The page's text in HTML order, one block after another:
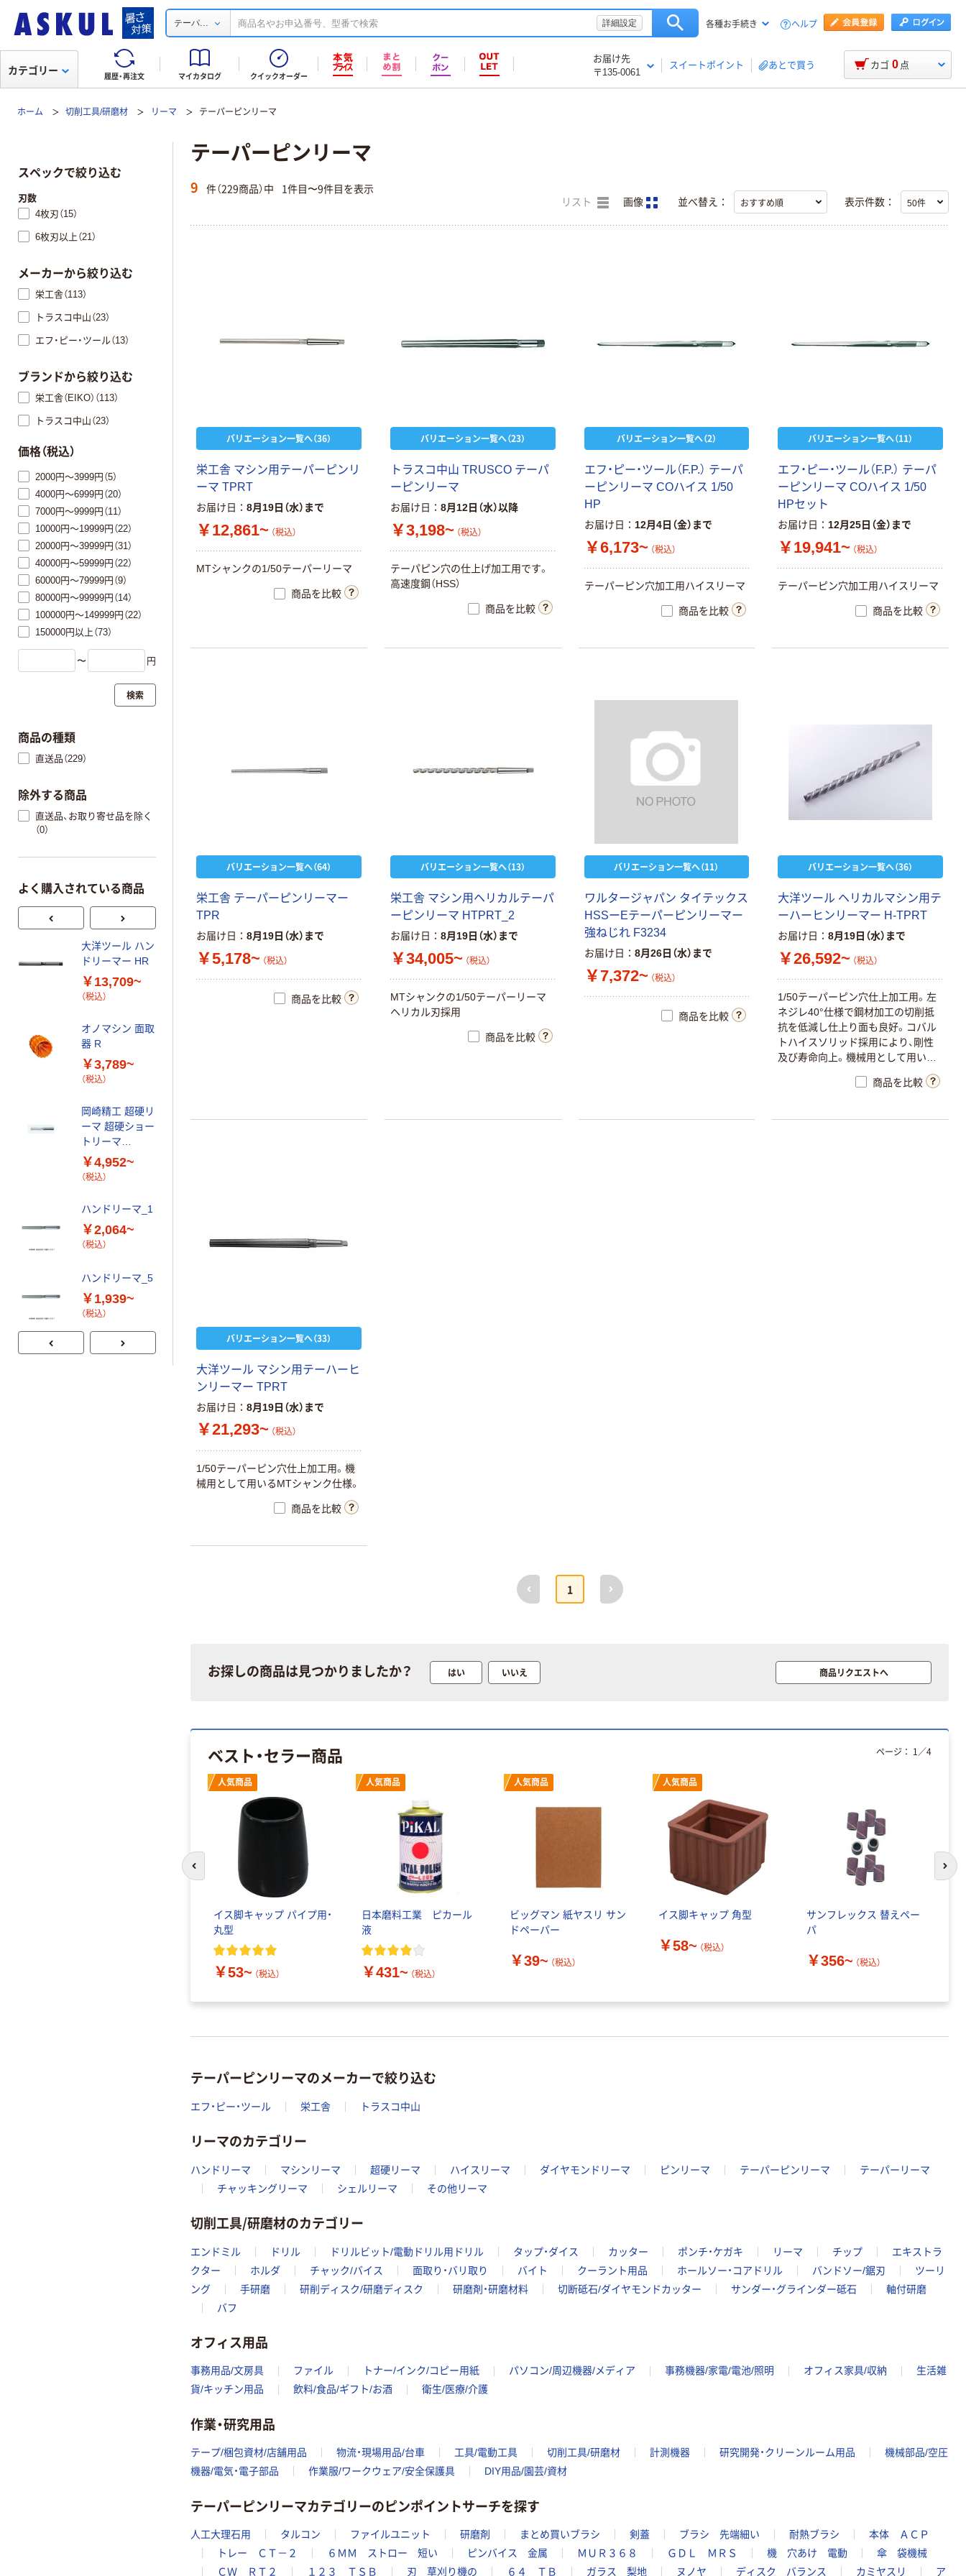
テーパ... 詳細設定 各種お手続き ヘルプ
履歴・再注文 マイカタログ クイックオーダー
お届け先
〒135-0061
スイートポイント あとで買う
カテゴリー カゴ 0 点
ホーム 切削工具/研磨材 リーマ テーパーピンリーマ
テーパーピンリーマ
9 件（229商品）中 1件目〜9件目を表示
リスト 画像 並べ替え： 表示件数：
バリエーション一覧へ（36）
栄工舎 マシン用テーパーピンリ
ーマ TPRT
お届け日 8月19日（水）まで
￥12,861~ （税込）
MTシャンクの1/50テーパーリーマ
商品を比較
バリエーション一覧へ（23）
トラスコ中山 TRUSCO テーパ
ーピンリーマ
お届け日 8月12日（水）以降
￥3,198~ （税込）
テーパピン穴の仕上げ加工用です。
高速度鋼（HSS）
商品を比較
バリエーション一覧へ（2）
エフ・ピー・ツール（F.P.） テーパ
ーピンリーマ COハイス 1/50
HP
お届け日 12月4日（金）まで
￥6,173~ （税込）
テーパーピン穴加工用ハイスリーマ
商品を比較
バリエーション一覧へ（11）
エフ・ピー・ツール（F.P.） テーパ
ーピンリーマ COハイス 1/50
HPセット
お届け日 12月25日（金）まで
￥19,941~ （税込）
テーパーピン穴加工用ハイスリーマ
商品を比較
バリエーション一覧へ（64）
栄工舎 テーパーピンリーマー
TPR
お届け日 8月19日（水）まで
￥5,178~ （税込）
商品を比較
バリエーション一覧へ（13）
栄工舎 マシン用ヘリカルテーパ
ーピンリーマ HTPRT_2
お届け日 8月19日（水）まで
￥34,005~ （税込）
MTシャンクの1/50テーパーリーマ
ヘリカル刃採用
商品を比較
バリエーション一覧へ（11）
ワルタージャパン タイテックス
HSSーEテーパーピンリーマー
強ねじれ F3234
お届け日 8月26日（水）まで
￥7,372~ （税込）
商品を比較
バリエーション一覧へ（36）
大洋ツール ヘリカルマシン用テ
ーハーヒンリーマー H-TPRT
お届け日 8月19日（水）まで
￥26,592~ （税込）
1/50テーパーピン穴仕上加工用。左
ネジレ40°仕様で鋼材加工の切削抵
抗を低減し仕上り面も良好。コバル
トハイスソリッド採用により、剛性
及び寿命向上。機械用として用いる
商品を比較
バリエーション一覧へ（33）
大洋ツール マシン用テーハーヒ
ンリーマー TPRT
お届け日 8月19日（水）まで
￥21,293~ （税込）
1/50テーパーピン穴仕上加工用。機
械用として用いるMTシャンク仕様。
商品を比較
前へ
1
次へ
お探しの商品は見つかりましたか？ はい いいえ 商品リクエストへ
ベスト・セラー商品
人気商品
イス脚キャップ パイプ用・
丸型
￥53~ （税込）
人気商品
日本磨料工業 ピカール
液
￥431~ （税込）
人気商品
ビッグマン 紙ヤスリ サン
ドペーパー
￥39~ （税込）
人気商品
イス脚キャップ 角型
￥58~ （税込）
サンフレックス 替えペー
パ
￥356~ （税込）
ページ： 1 ／4
前のスライドへ 次
テーパーピンリーマのメーカーで絞り込む
エフ・ピー・ツール 栄工舎 トラスコ中山
リーマのカテゴリー
ハンドリーマ マシンリーマ 超硬リーマ ハイスリーマ ダイヤモンドリーマ ピンリーマ テーパーピンリーマ
テーパーリーマ
チャッキングリーマ
シェルリーマ その他リーマ
切削工具/研磨材のカテゴリー
エンドミル ドリル ドリルビット/電動ドリル用ドリル タップ・ダイス カッター ポンチ・ケガキ リーマ チップ
エキストラ
クター
ホルダ チャック/バイス 面取り・バリ取り バイト クーラント用品 ホールソー・コアドリル バンドソー/鋸刃
ツーリ
ング
手研磨 研削ディスク/研磨ディスク 研磨剤・研磨材料 切断砥石/ダイヤモンドカッター サンダー・グラインダー砥石
軸付研磨
バフ
オフィス用品
事務用品/文房具 ファイル トナー/インク/コピー用紙 パソコン/周辺機器/メディア 事務機器/家電/電池/照明 オフィス家具/収納
生活雑
貨/キッチン用品
飲料/食品/ギフト/お酒 衛生/医療/介護
作業・研究用品
テープ/梱包資材/店舗用品 物流・現場用品/台車 工具/電動工具 切削工具/研磨材 計測機器 研究開発・クリーンルーム用品
機械部品/空圧
機器/電気・電子部品
作業服/ワークウェア/安全保護具 DIY用品/園芸/資材
テーパーピンリーマカテゴリーのピンポイントサーチを探す
人工大理石用 タルコン ファイルユニット 研磨剤 まとめ買いブラシ 剣蓋 ブラシ 先端細い 耐熱ブラシ
本体 ＡＣＰ
トレー ＣＴ－２
６ＭＭ ストロー 短い ピンバイス 金属 ＭＵＲ３６８ ＧＤＬ ＭＲＳ 機 穴あけ 電動
傘 袋機械
ＣＷ ＲＴ２
１２３ ＴＳＢ 刃 草刈り機の ６４ ＴＢ ガラス 梨地 ヌノヤ ディスク バランス カミヤスリ ア
スペックで絞り込む
刃数
4枚刃（15）
6枚刃以上（21）
メーカーから絞り込む
栄工舎（113）
トラスコ中山（23）
エフ・ピー・ツール（13）
ブランドから絞り込む
栄工舎（EIKO）（113）
トラスコ中山（23）
価格（税込）
2000円～3999円（5）
4000円～6999円（20）
7000円～9999円（11）
10000円～19999円（22）
20000円～39999円（31）
40000円～59999円（22）
60000円～79999円（9）
80000円～99999円（14）
100000円～149999円（22）
150000円以上（73）
〜 円
検索
商品の種類
直送品（229）
除外する商品
直送品、お取り寄せ品を除く
（0）
よく購入されている商品
大洋ツール ハン
ドリーマー HR
￥13,709~
（税込）
オノマシン 面取
器 R
￥3,789~
（税込）
岡崎精工 超硬リ
ーマ 超硬ショー
トリーマ
CSRM0 _4
￥4,952~
（税込）
ハンドリーマ_1
￥2,064~
（税込）
ハンドリーマ_5
￥1,939~
（税込）
人気商品
ビッグマン 六角
軸テーパーリー
ドリーマー HR
￥13,709~
（税込）